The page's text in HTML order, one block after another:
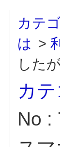
カテ
は >
した
カ
No :